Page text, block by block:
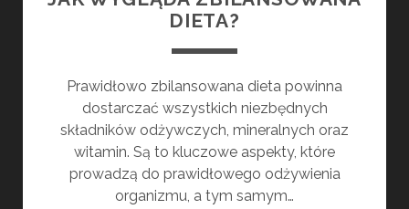
DIETA?
Prawidłowo zbilansowana dieta powinna
dostarczać wszystkich niezbędnych
składników odżywczych, mineralnych oraz
witamin. Są to kluczowe aspekty, które
prowadzą do prawidłowego odżywienia
organizmu, a tym samym…